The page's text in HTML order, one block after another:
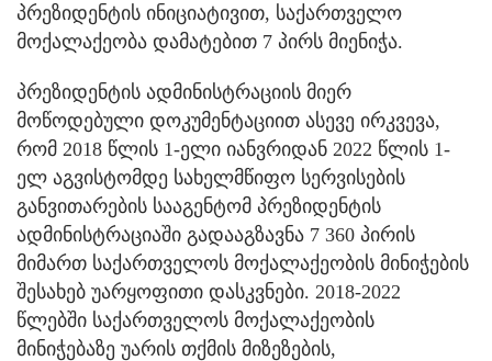
პრეზიდენტის ინიციატივით, საქართველო
მოქალაქეობა დამატებით 7 პირს მიენიჭა.
პრეზიდენტის ადმინისტრაციის მიერ
მოწოდებული დოკუმენტაციით ასევე ირკვევა,
რომ 2018 წლის 1-ელი იანვრიდან 2022 წლის 1-
ელ აგვისტომდე სახელმწიფო სერვისების
განვითარების სააგენტომ პრეზიდენტის
ადმინისტრაციაში გადააგზავნა 7 360 პირის
მიმართ საქართველოს მოქალაქეობის მინიჭების
შესახებ უარყოფითი დასკვნები. 2018-2022
წლებში საქართველოს მოქალაქეობის
მინიჭებაზე უარის თქმის მიზეზების,